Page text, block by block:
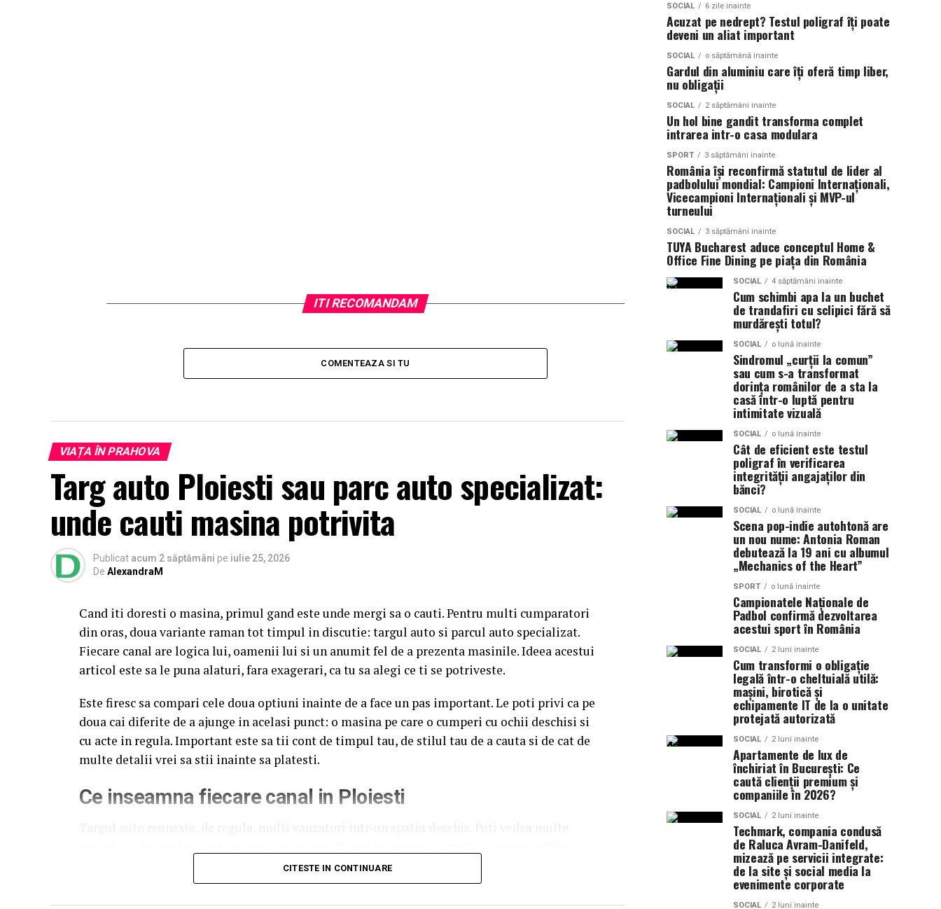
ITI RECOMANDAM
COMENTEAZA SI TU
VIAȚA ÎN PRAHOVA
Targ auto Ploiesti sau parc auto specializat:
unde cauti masina potrivita
Publicat acum 2 săptămâni pe iulie 25, 2026
De AlexandraM
Cand iti doresti o masina, primul gand este unde mergi sa o cauti. Pentru multi cumparatori
din oras, doua variante raman tot timpul in discutie: targul auto si parcul auto specializat.
Fiecare canal are logica lui, oamenii lui si un anumit fel de a prezenta masinile. Ideea acestui
articol este sa le puna alaturi, fara exagerari, ca tu sa alegi ce ti se potriveste.
Este firesc sa compari cele doua optiuni inainte de a face un pas important. Le poti privi ca pe
doua cai diferite de a ajunge in acelasi punct: o masina pe care o cumperi cu ochii deschisi si
cu acte in regula. Important este sa tii cont de timpul tau, de stilul tau de a cauta si de cat de
multe detalii vrei sa stii inainte sa platesti.
Ce inseamna fiecare canal in Ploiesti
masinile sunt aduse, verificate si expuse intr-un cadru organizat, cu echipa proprie si
proceduri clare pentru acte, vizionare si plata.
CITESTE IN CONTINUARE
SOCIAL 6 zile inainte
Acuzat pe nedrept? Testul poligraf îţi poate
deveni un aliat important
SOCIAL o săptămână inainte
Gardul din aluminiu care îți oferă timp liber,
nu obligații
SOCIAL 2 săptămâni inainte
Un hol bine gandit transforma complet
intrarea intr-o casa modulara
SPORT 3 săptămâni inainte
România își reconfirmă statutul de lider al
padbolului mondial: Campioni Internaționali,
Vicecampioni Internaționali și MVP-ul
turneului
SOCIAL 3 săptămâni inainte
TUYA Bucharest aduce conceptul Home &
Office Fine Dining pe piața din România
SOCIAL 4 săptămâni inainte
Cum schimbi apa la un buchet
de trandafiri cu sclipici fără să
murdărești totul?
SOCIAL o lună inainte
Sindromul „curții la comun”
sau cum s-a transformat
dorința românilor de a sta la
casă într-o luptă pentru
intimitate vizuală
SOCIAL o lună inainte
Cât de eficient este testul
poligraf în verificarea
integrității angajaților din
bănci?
SOCIAL o lună inainte
Scena pop-indie autohtonă are
un nou nume: Antonia Roman
debutează la 19 ani cu albumul
„Mechanics of the Heart”
SPORT o lună inainte
Campionatele Naționale de
Padbol confirmă dezvoltarea
acestui sport în România
SOCIAL 2 luni inainte
Cum transformi o obligație
legală într-o cheltuială utilă:
mașini, birotică și
echipamente IT de la o unitate
protejată autorizată
SOCIAL 2 luni inainte
Apartamente de lux de
închiriat în București: Ce
caută clienții premium și
companiile în 2026?
SOCIAL 2 luni inainte
Techmark, compania condusă
de Raluca Avram-Danifeld,
mizează pe servicii integrate:
de la site și social media la
evenimente corporate
SOCIAL 2 luni inainte